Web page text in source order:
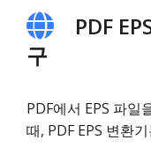
PDF
구
PDF에서 EPS 파일
때, PDF EPS 변환